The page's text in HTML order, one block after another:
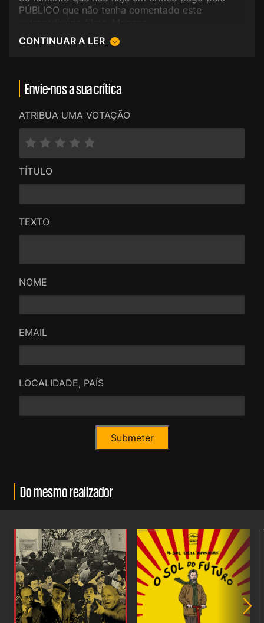
PÚBLICO que não tenha comentado este
CONTINUAR A LER
Envie-nos a sua crítica
ATRIBUA UMA VOTAÇÃO
TÍTULO
TEXTO
NOME
EMAIL
LOCALIDADE, PAÍS
Do mesmo realizador